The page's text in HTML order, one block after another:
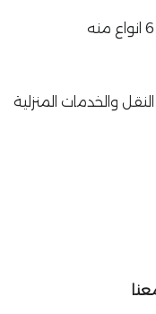
النقل والخدمات المنزلية